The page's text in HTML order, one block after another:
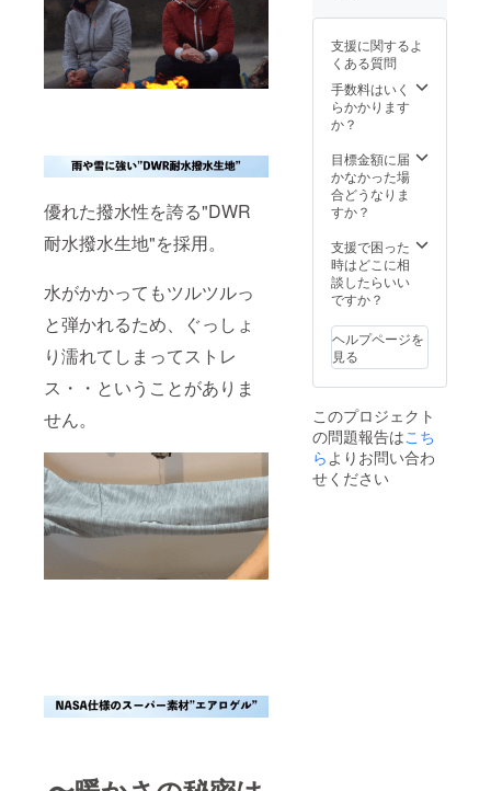
優れた撥水性を誇る"DWR
耐水撥水生地"を採用。
水がかかってもツルツルっ
と弾かれるため、ぐっしょ
り濡れてしまってストレ
ス・・ということがありま
せん。
絡しな
かった
送とな
ります
ので、
予めご
了承下
さい。
かった
・入力
した住
あった
・住所
変更を
プロ
ト実行
絡しな
かった
ては予
告なく
変更に
なる場
合がご
ざいま
ださ
い。 ※
以下の
様都合
により
再配送
または
なった
際は、
着払い
での配
ります
ので、
予めご
了承下
さい。
支援に関するよ
くある質問
手数料はいく
らかかります
か？
目標金額に届
かなかった場
合どうなりま
すか？
支援で困った
時はどこに相
談したらいい
ですか？
ヘルプページを
見る
このプロジェクト
の問題報告はこち
らよりお問い合わ
せください